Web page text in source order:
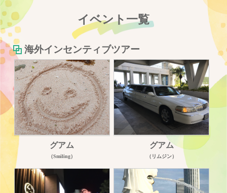
イベント一覧
海外インセンティブツアー
グアム
（Smiling）
グアム
（リムジン）